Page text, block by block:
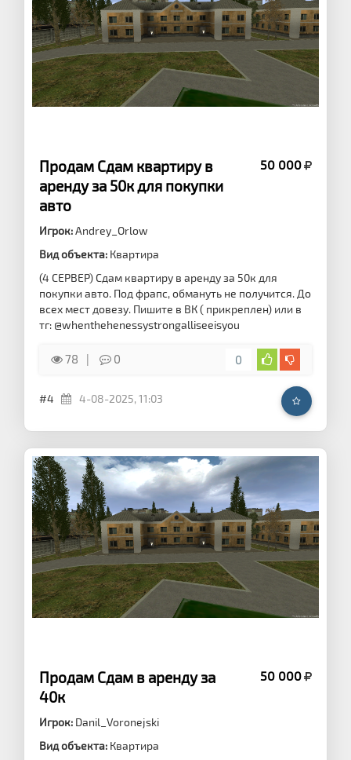
Продам Сдам квартиру в
аренду за 50к для покупки
авто
50 000
Игрок:Andrey_Orlow
Вид объекта: Квартира
(4 СЕРВЕР) Сдам квартиру в аренду за 50к для
покупки авто. Под фрапс, обмануть не получится. До
всех мест довезу. Пишите в ВК ( прикреплен) или в
тг: @whenthehenessystrongalliseeisyou
78 0 0
#4 4-08-2025, 11:03
Продам Сдам в аренду за
40к
50 000
Игрок: Danil_Voronejski
Вид объекта: Квартира